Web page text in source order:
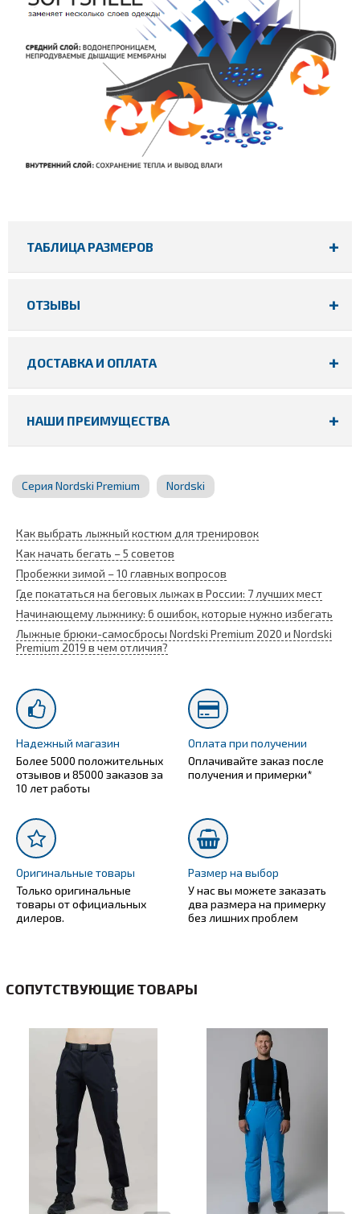
ТАБЛИЦА РАЗМЕРОВ
ОТЗЫВЫ
ДОСТАВКА И ОПЛАТА
НАШИ ПРЕИМУЩЕСТВА
Серия Nordski Premium Nordski
Как выбрать лыжный костюм для тренировок
Как начать бегать – 5 советов
Пробежки зимой – 10 главных вопросов
Где покататься на беговых лыжах в России: 7 лучших мест
Начинающему лыжнику: 6 ошибок, которые нужно избегать
Лыжные брюки-самосбросы Nordski Premium 2020 и Nordski
Premium 2019 в чем отличия?
Надежный магазин
Более 5000 положительных
отзывов и 85000 заказов за
10 лет работы
Оплата при получении
Оплачивайте заказ после
получения и примерки*
Оригинальные товары
Только оригинальные
товары от официальных
дилеров.
Размер на выбор
У нас вы можете заказать
два размера на примерку
без лишних проблем
СОПУТСТВУЮЩИЕ ТОВАРЫ